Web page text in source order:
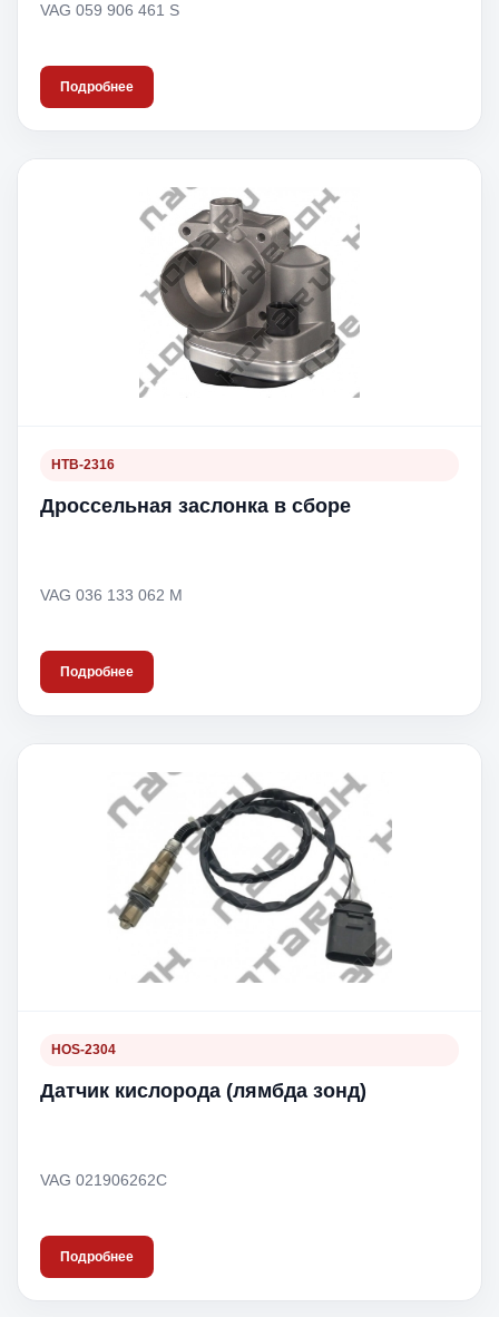
VAG 059 906 461 S
Подробнее
HTB-2316
Дроссельная заслонка в сборе
VAG 036 133 062 M
Подробнее
HOS-2304
Датчик кислорода (лямбда зонд)
VAG 021906262C
Подробнее